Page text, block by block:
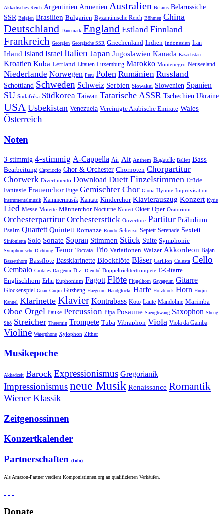
Akkadisches Reich Argentinien Armenien Australien Belarus Belarussiche
SSR Belgien Brasilien Bulgarien Byzantinische Reich Böhmen China
Deutschland Dänemark England Estland Finnland
Frankreich Georgien Georgische SSR Griechenland Indien Indonesien Iran
Irland Island Israel Italien Japan Jugoslawien Kanada Kasachstan
Kroatien Kuba Lettland Litauen Luxemburg Marokko Montenegro Neuseeland
Niederlande Norwegen Peru Polen Rumänien Russland
Schottland Schweden Schweiz Serbien Slowakei Slowenien Spanien
SU Südafrika Südkorea Taiwan Tatarische ASSR Tschechien Ukraine
USA Usbekistan Venezuela Vereinigte Arabische Emirate Wales
Österreich
Noten
3-stimmig 4-stimmig A-Cappella Air Alt Anthem Bagatelle Ballett Bass
Bearbeitung Capriccio Chor & Orchester Chornoten Chorpartitur
Chorwerk Divertimento Download Duett Einzelstimmen Etüde
Fantasie Frauenchor Fuge Gemischter Chor Gloria Hymne Improvisation
Instrumentalmusik Kammermusik Kantate Kinderchor Klavierauszug Konzert Kyrie
Lied Messe Motette Männerchor Nocturne Nonett Oktett Oper Oratorium
Orchesterpartitur Orchesterstück Ouvertüre Partitur Präludium
Psalm Quartett Quintett Romanze Rondo Scherzo Septett Serenade Sextett
Sinfonietta Solo Sonate Sopran Stimmen Stück Suite Symphonie
Symphonische Dichtung Tenor Toccata Trio Variationen Walzer Akkordeon Bajan
Bassetthorn Bassflöte Bassklarinette Blockflöte Bläser Carillon Celesta Cello
Cembalo Crotales Daegeum Dizi Djembé Doppeltrichtertrompete E-Gitarre
Englischhorn Erhu Euphonium Fagott Flöte Flügelhorn Gayageum Gitarre
Glockenspiel Guan Guqin Guzheng Haegeum Handglocke Harfe Holzblock Horn Huqin
Kannel Klarinette Klavier Kontrabass Koto Laute Mandoline Marimba
Oboe Orgel Pauke Percussion Pipa Posaune Saenghwang Saxophon Sheng
Shō Streicher Theremin Trompete Tuba Vibraphon Viola Viola da Gamba
Violine Waterphone Xylophon Zither
Musikepoche
Akkadzeit Barock Expressionismus Gregorianik
Impressionismusneue Musik Renaissance Romantik
Wiener Klassik
Zeitgenossinnen
Konzertkalender
Partnerschaften (Info)
Als Amazon-Partner verdient Komponistinnen.org an qualifizierten Verkäufen.
Donate